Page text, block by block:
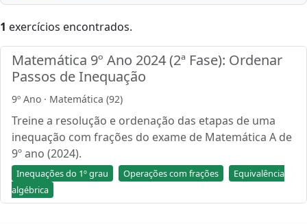
1 exercícios encontrados.
Matemática 9º Ano 2024 (2ª Fase): Ordenar
Passos de Inequação
9º Ano · Matemática (92)
Treine a resolução e ordenação das etapas de uma
inequação com frações do exame de Matemática A de
9º ano (2024).
Inequações do 1º grau Operações com frações
Equivalência
algébrica